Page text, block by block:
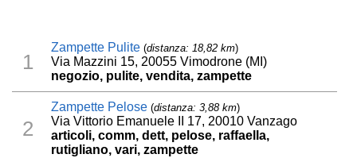
1
Zampette Pulite (distanza: 18,82 km)
Via Mazzini 15, 20055 Vimodrone (MI)
negozio, pulite, vendita, zampette
2
Zampette Pelose (distanza: 3,88 km)
Via Vittorio Emanuele II 17, 20010 Vanzago
articoli, comm, dett, pelose, raffaella,
rutigliano, vari, zampette